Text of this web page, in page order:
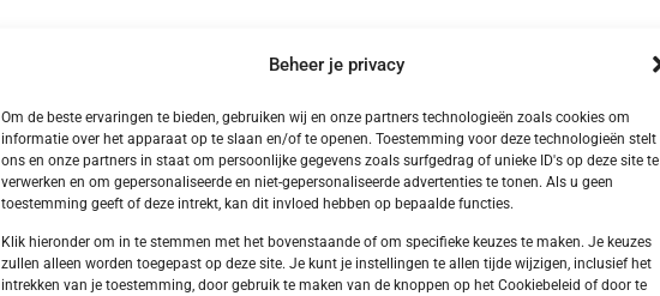
Beheer je privacy
Om de beste ervaringen te bieden, gebruiken wij en onze partners technologieën zoals cookies om
informatie over het apparaat op te slaan en/of te openen. Toestemming voor deze technologieën stelt
ons en onze partners in staat om persoonlijke gegevens zoals surfgedrag of unieke ID's op deze site te
verwerken en om gepersonaliseerde en niet-gepersonaliseerde advertenties te tonen. Als u geen
toestemming geeft of deze intrekt, kan dit invloed hebben op bepaalde functies.
Klik hieronder om in te stemmen met het bovenstaande of om specifieke keuzes te maken. Je keuzes
zullen alleen worden toegepast op deze site. Je kunt je instellingen te allen tijde wijzigen, inclusief het
intrekken van je toestemming, door gebruik te maken van de knoppen op het Cookiebeleid of door te